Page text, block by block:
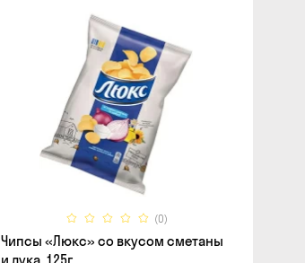
(0)
Чипсы «Люкс» со вкусом сметаны